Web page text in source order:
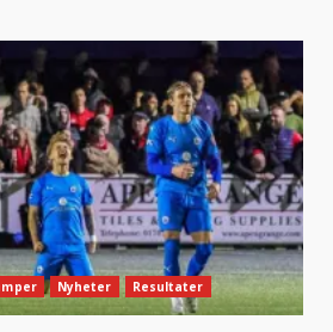
Nyheter Resultater